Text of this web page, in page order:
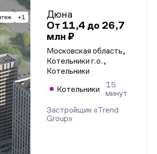
+1
Дюна
От 11,4 до 26,7
млн ₽
Московская область,
Котельники г.о.,
Котельники
Котельники
15
минут
Застройщик «Trend
Group»